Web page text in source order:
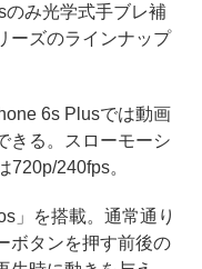
み光学式手ブレ補
ーズのラインナップ
6s Plusでは動画
きる。スローモーシ
720p/240fps。
」を搭載。通常通り
ボタンを押す前後の